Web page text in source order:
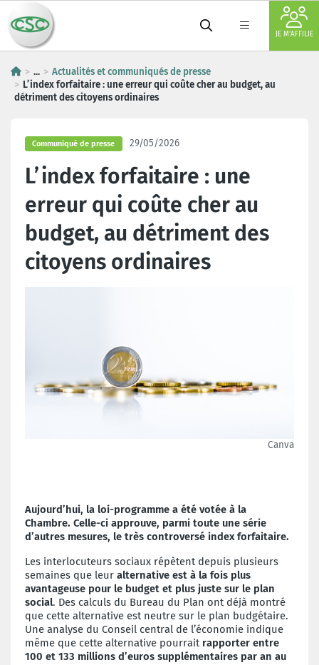
JE M'AFFILIE
...
Actualités et communiqués de presse
L’index forfaitaire : une erreur qui coûte cher au budget, au
détriment des citoyens ordinaires
Communiqué de presse 29/05/2026
L’index forfaitaire : une
erreur qui coûte cher au
budget, au détriment des
citoyens ordinaires
Canva
Aujourd’hui, la loi-programme a été votée à la
Chambre. Celle-ci approuve, parmi toute une série
d’autres mesures, le très controversé index forfaitaire.
Les interlocuteurs sociaux répètent depuis plusieurs
semaines que leur alternative est à la fois plus
avantageuse pour le budget et plus juste sur le plan
social. Des calculs du Bureau du Plan ont déjà montré
que cette alternative est neutre sur le plan budgétaire.
Une analyse du Conseil central de l’économie indique
même que cette alternative pourrait rapporter entre
100 et 133 millions d’euros supplémentaires par an au